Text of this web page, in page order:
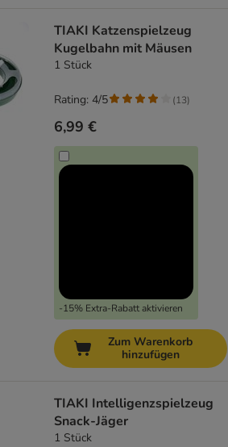
TIAKI Katzenspielzeug
Kugelbahn mit Mäusen
1 Stück
6,99 €
-15% Extra-Rabatt aktivieren
Rating: 4/5 (13)
Zum Warenkorb
hinzufügen
TIAKI Intelligenzspielzeug
Snack-Jäger
1 Stück